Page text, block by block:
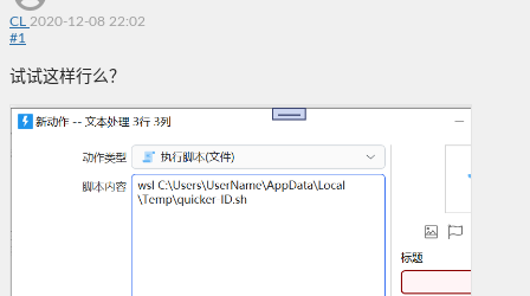
CL 2020-12-08 22:02
#1
试试这样行么？